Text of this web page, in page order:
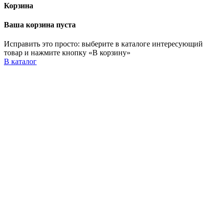
Корзина
Ваша корзина пуста
Исправить это просто: выберите в каталоге интересующий
товар и нажмите кнопку «В корзину»
В каталог